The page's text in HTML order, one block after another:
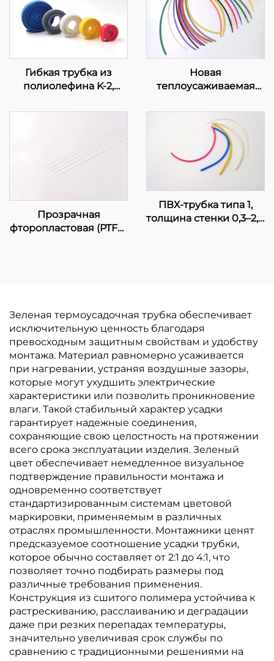
Гибкая трубка из
полиолефина K-2,
Новая
теплоусаживаемая
трубка K-102, гибкая
изоляционная защита,
диаметр 1–80 мм
Прозрачная
фторопластовая (PTFE)
ПВХ-трубка типа 1,
толщина стенки 0,3–2,0
Зеленая термоусадочная трубка обеспечивает
исключительную ценность благодаря
превосходным защитным свойствам и удобству
монтажа. Материал равномерно усаживается
при нагревании, устраняя воздушные зазоры,
которые могут ухудшить электрические
характеристики или позволить проникновение
влаги. Такой стабильный характер усадки
гарантирует надежные соединения,
сохраняющие свою целостность на протяжении
всего срока эксплуатации изделия. Зеленый
цвет обеспечивает немедленное визуальное
подтверждение правильности монтажа и
одновременно соответствует
стандартизированным системам цветовой
маркировки, применяемым в различных
отраслях промышленности. Монтажники ценят
предсказуемое соотношение усадки трубки,
которое обычно составляет от 2:1 до 4:1, что
позволяет точно подбирать размеры под
различные требования применения.
Конструкция из сшитого полимера устойчива к
растрескиванию, расслаиванию и деградации
даже при резких перепадах температуры,
значительно увеличивая срок службы по
сравнению с традиционными решениями на